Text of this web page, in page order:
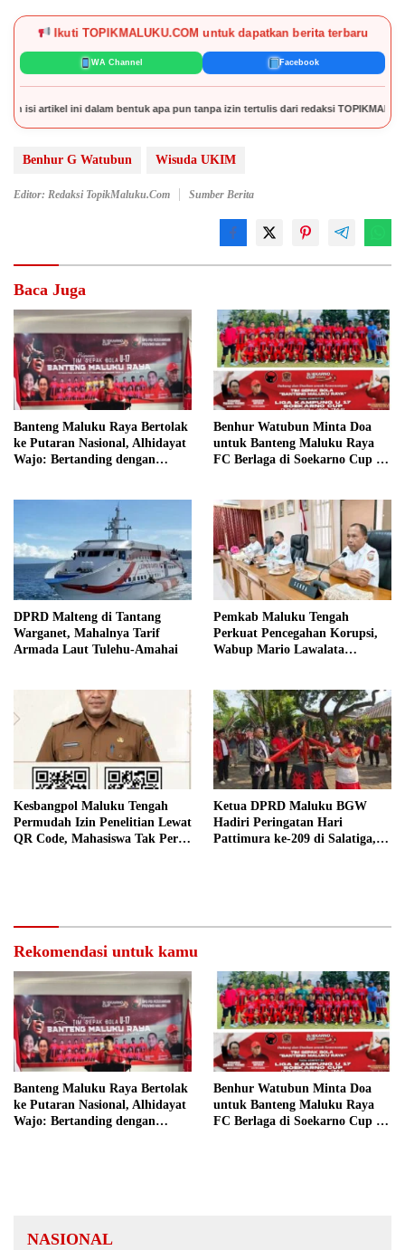
Ikuti TOPIKMALUKU.COM untuk dapatkan berita terbaru
WA Channel Facebook
bentuk apa pun tanpa izin tertulis dari redaksi TOPIKMALUKU.COM.
Benhur G Watubun Wisuda UKIM
Editor: Redaksi TopikMaluku.com Sumber Berita
Baca Juga
Banteng Maluku Raya Bertolak
ke Putaran Nasional, Alhidayat
Wajo: Bertanding dengan
Benhur Watubun Minta Doa
untuk Banteng Maluku Raya
FC Berlaga di Soekarno Cup U-
DPRD Malteng di Tantang
Warganet, Mahalnya Tarif
Armada Laut Tulehu-Amahai
Pemkab Maluku Tengah
Perkuat Pencegahan Korupsi,
Wabup Mario Lawalata
Kesbangpol Maluku Tengah
Permudah Izin Penelitian Lewat
QR Code, Mahasiswa Tak Perlu
Ketua DPRD Maluku BGW
Hadiri Peringatan Hari
Pattimura ke-209 di Salatiga,
Rekomendasi untuk kamu
Banteng Maluku Raya Bertolak
ke Putaran Nasional, Alhidayat
Wajo: Bertanding dengan
Benhur Watubun Minta Doa
untuk Banteng Maluku Raya
FC Berlaga di Soekarno Cup U-
NASIONAL